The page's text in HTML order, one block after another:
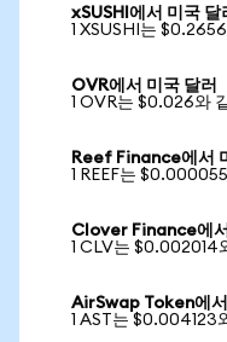
xSUSHI에서 미국 달
1 XSUSHI는
OVR에서 미국 달러
1 OVR는 $0.026와
Reef Finance에서
1 REEF는
Clover Finance에
1 CLV는 $0.002014
AirSwap Token에서
1 AST는 $0.004123